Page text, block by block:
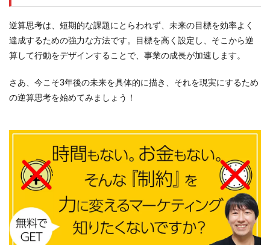
逆算思考は、短期的な課題にとらわれず、未来の目標を効率よく
達成するための強力な方法です。目標を高く設定し、そこから逆
算して行動をデザインすることで、事業の成長が加速します。
さあ、今こそ3年後の未来を具体的に描き、それを現実にするため
の逆算思考を始めてみましょう！